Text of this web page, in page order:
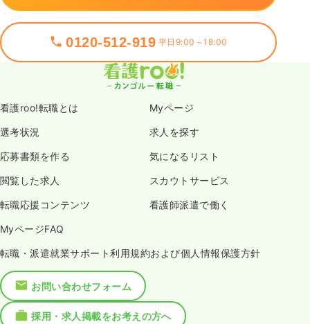
0120-512-919 平日9:00～18:00
看護roo!転職とは Myページ
選考状況 求人を探す
応募書類を作る 気になるリスト
閲覧した求人 スカウトサービス
転職応援コンテンツ 看護師派遣で働く
MyページFAQ
転職・派遣就業サポート利用規約および個人情報保護方針
お問い合わせフォーム
採用・求人掲載をお考えの方へ